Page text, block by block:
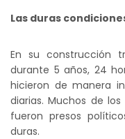
Las duras
En su construcción
durante 5 años, 24
hicieron de manera
diarias. Muchos de
fueron presos
duras.